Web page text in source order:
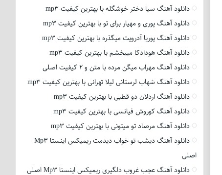
دانلود آهنگ سیا دختر خوشگله با بهترین کیفیت mp3
دانلود آهنگ پوری و مهیار برای تو با بهترین کیفیت mp3
دانلود آهنگ پوریا آدرویت میگذره با بهترین کیفیت mp3
دانلود آهنگ هودادکا میبخشم با بهترین کیفیت mp3
دانلود آهنگ مهراب میگن مرده با متن و 2 کیفیت اصلی
دانلود آهنگ شهاب لرستانی لیلا تهرانی با بهترین کیفیت mp3
دانلود آهنگ اردلان دو قطبی با بهترین کیفیت mp3
دانلود آهنگ کوروش فیانسی با بهترین کیفیت mp3
دانلود آهنگ مرصاد تو میتونی با بهترین کیفیت mp3
دانلود آهنگ دیشب تو خواب دیدمت ریمیکس اینستا Mp3
اصلی
دانلود آهنگ عجب غروب دلگیری ریمیکس اینستا Mp3 اصلی